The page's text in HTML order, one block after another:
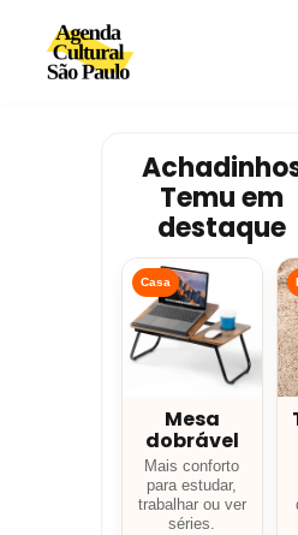
Avançar
Temu em
destaque
Casa
Mesa
dobrável
Mais conforto
para estudar,
trabalhar ou ver
séries.